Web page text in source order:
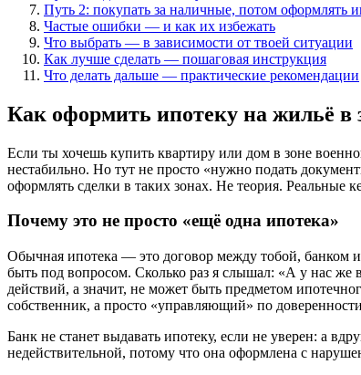
Путь 2: покупать за наличные, потом оформлять
Частые ошибки — и как их избежать
Что выбрать — в зависимости от твоей ситуации
Как лучше сделать — пошаговая инструкция
Что делать дальше — практические рекомендации
Как оформить ипотеку на жильё
Если ты хочешь купить квартиру или дом в зоне
нестабильно. Но тут не просто «нужно подать
оформлять сделки в таких зонах. Не теория. Реальные
Почему это не просто «ещё одна ипотека»
Обычная ипотека — это договор между тобой, банком
быть под вопросом. Сколько раз я слышал: «А у нас же
действий, а значит, не может быть предметом
собственник, а просто «управляющий» по
Банк не станет выдавать ипотеку, если не уверен: а
недействительной, потому что она оформлена с